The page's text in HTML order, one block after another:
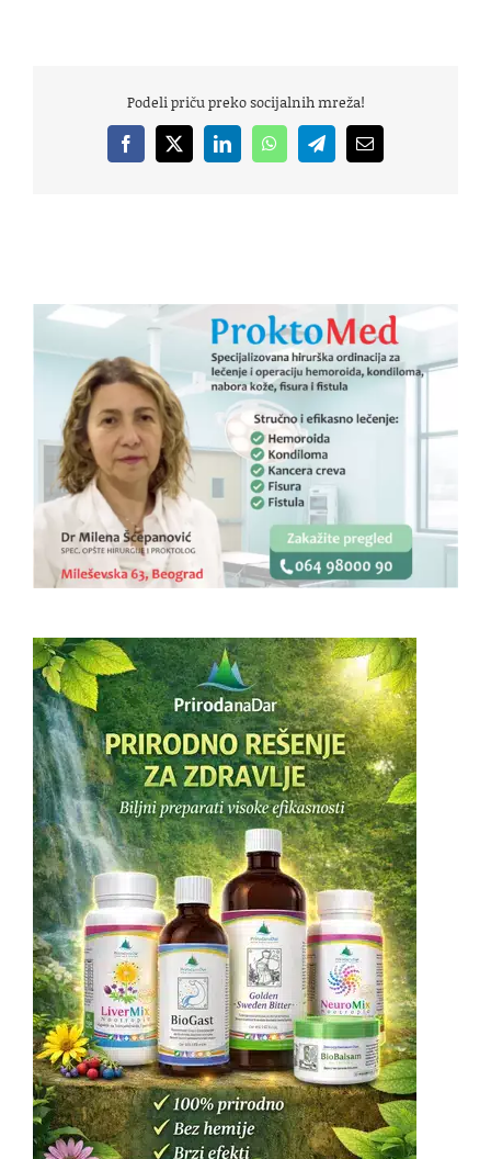
Podeli priču preko socijalnih mreža!
Facebook
X LinkedInWhatsAppTelegramEmail